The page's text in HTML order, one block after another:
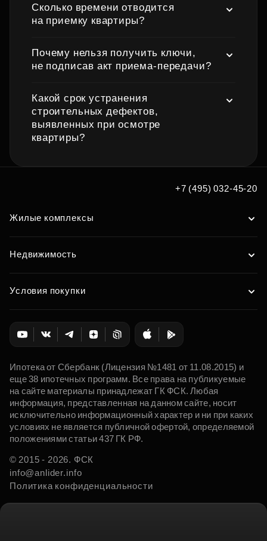
Сколько времени отводится
на приемку квартиры?
Почему нельзя получить ключи,
не подписав акт приема‑передачи?
Какой срок устранения
строительных дефектов,
выявленных при осмотре
квартиры?
+7 (495) 032-45-20
Жилые комплексы
Недвижимость
Условия покупки
Ипотека от Сбербанк (Лицензия №1481 от 11.08.2015) и
еще 38 ипотечных программ. Все права на публикуемые
на сайте материалы принадлежат ГК ФСК. Любая
информация, представленная на данном сайте, носит
исключительно информационный характер и ни при каких
условиях не является публичной офертой, определяемой
положениями статьи 437 ГК РФ.
© 2015 - 2026. ФСК
info@anlider.info
Политика конфиденциальности